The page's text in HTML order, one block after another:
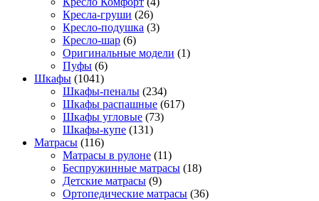
Кресла-груши (26)
Кресло-подушка (3)
Кресло-шар (6)
Оригинальные модели (1)
Пуфы (6)
Шкафы (1041)
Шкафы-пеналы (234)
Шкафы распашные (617)
Шкафы угловые (73)
Шкафы-купе (131)
Матрасы (116)
Матрасы в рулоне (11)
Беспружинные матрасы (18)
Детские матрасы (9)
Ортопедические матрасы (36)